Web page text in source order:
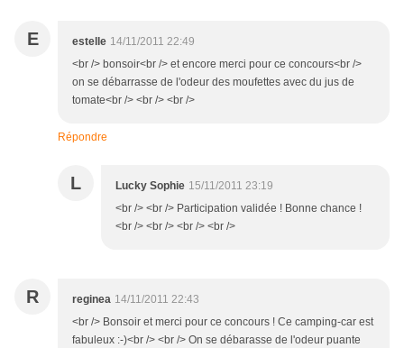
E estelle 14/11/2011 22:49
<br /> bonsoir<br /> et encore merci pour ce concours<br />
on se débarrasse de l'odeur des moufettes avec du jus de
tomate<br /> <br /> <br />
Répondre
L Lucky Sophie 15/11/2011 23:19
<br /> <br /> Participation validée ! Bonne chance !
<br /> <br /> <br /> <br />
R reginea 14/11/2011 22:43
<br /> Bonsoir et merci pour ce concours ! Ce camping-car est
fabuleux :-)<br /> <br /> On se débarasse de l'odeur puante